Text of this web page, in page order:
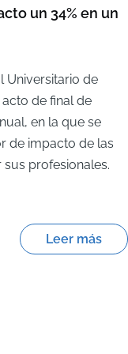
un 34% en un
Universitario de
de final de
en la que se
de impacto de las
profesionales.
Leer más